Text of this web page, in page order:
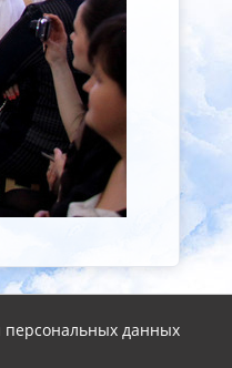
персональных данных